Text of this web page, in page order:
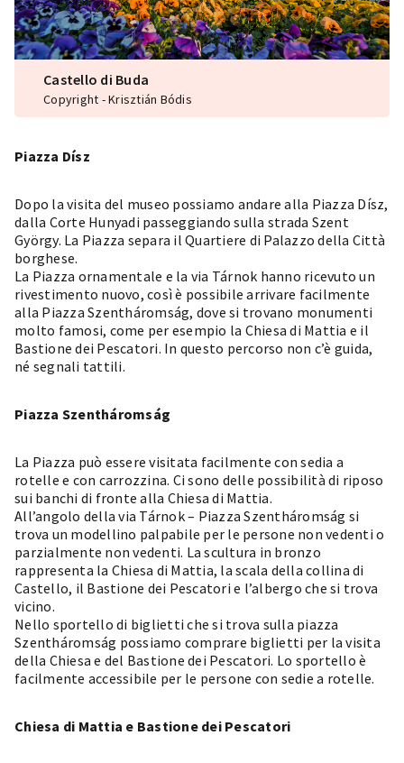
Castello di Buda
Copyright - Krisztián Bódis
Piazza Dísz
Dopo la visita del museo possiamo andare alla Piazza Dísz,
dalla Corte Hunyadi passeggiando sulla strada Szent
György. La Piazza separa il Quartiere di Palazzo della Città
borghese.
La Piazza ornamentale e la via Tárnok hanno ricevuto un
rivestimento nuovo, così è possibile arrivare facilmente
alla Piazza Szentháromság, dove si trovano monumenti
molto famosi, come per esempio la Chiesa di Mattia e il
Bastione dei Pescatori. In questo percorso non c’è guida,
né segnali tattili.
Piazza Szentháromság
La Piazza può essere visitata facilmente con sedia a
rotelle e con carrozzina. Ci sono delle possibilità di riposo
sui banchi di fronte alla Chiesa di Mattia.
All’angolo della via Tárnok – Piazza Szentháromság si
trova un modellino palpabile per le persone non vedenti o
parzialmente non vedenti. La scultura in bronzo
rappresenta la Chiesa di Mattia, la scala della collina di
Castello, il Bastione dei Pescatori e l’albergo che si trova
vicino.
Nello sportello di biglietti che si trova sulla piazza
Szentháromság possiamo comprare biglietti per la visita
della Chiesa e del Bastione dei Pescatori. Lo sportello è
facilmente accessibile per le persone con sedie a rotelle.
Chiesa di Mattia e Bastione dei Pescatori